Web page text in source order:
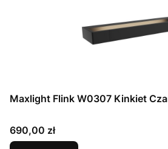
Maxlight Flink W0307 Kinkiet
Cena
690,00 zł